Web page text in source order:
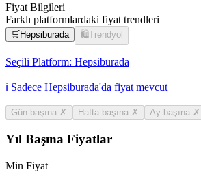
Fiyat Bilgileri
Farklı platformlardaki fiyat trendleri
🛒Hepsiburada 🛍️Trendyol
Seçili Platform: Hepsiburada
ℹ️ Sadece Hepsiburada'da fiyat mevcut
Gün başına ✗ Hafta başına ✗ Ay başına ✗
Yıl Başına Fiyatlar
Min Fiyat